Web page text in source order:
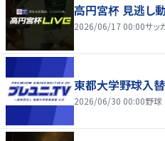
高円宮杯 見逃し
2026/06/17 00:00サッ
東都大学野球入
2026/06/30 00:00野球